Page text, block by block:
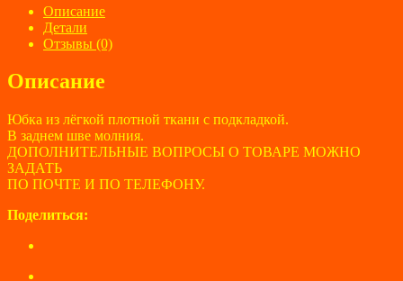
размерОписание
Детали
Отзывы (0)
Описание
Юбка из лёгкой плотной ткани с подкладкой.
В заднем шве молния.
ДОПОЛНИТЕЛЬНЫЕ ВОПРОСЫ О ТОВАРЕ МОЖНО
ЗАДАТЬ
ПО ПОЧТЕ И ПО ТЕЛЕФОНУ.
Поделиться: